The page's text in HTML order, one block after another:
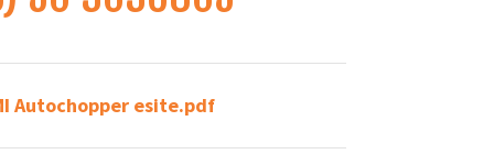
Autochopper esite.pdf